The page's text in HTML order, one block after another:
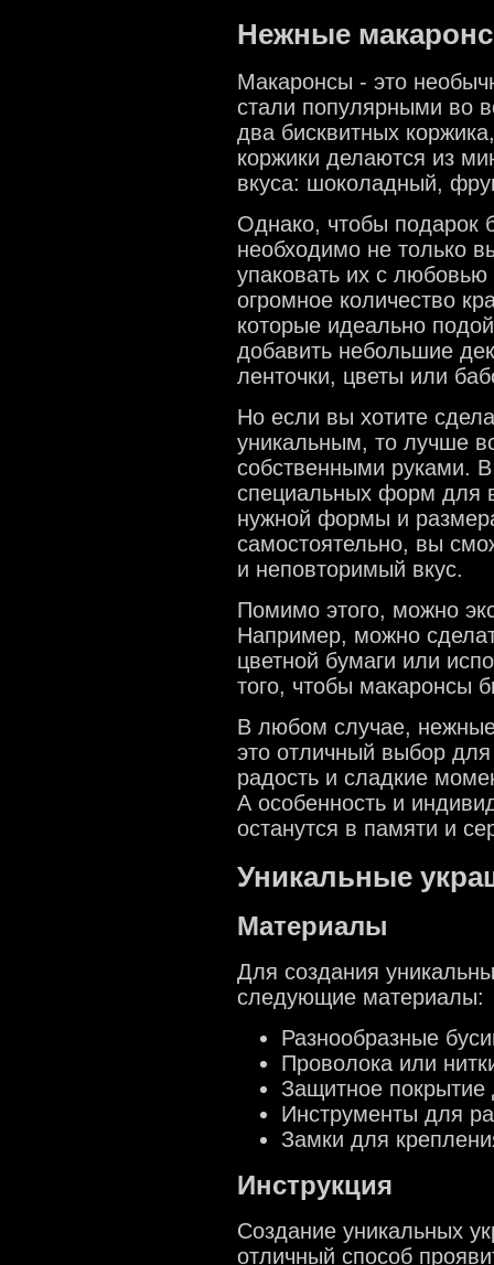
Нежные
Макаронсы - это
стали популярными во
два бисквитных
коржики делаются из
вкуса: шоколадный,
Однако, чтобы подарок
необходимо не только
упаковать их с
огромное количество
которые идеально
добавить небольшие
ленточки, цветы или
Но если вы хотите
уникальным, то лучше
собственными руками.
специальных форм для
нужной формы и
самостоятельно, вы
и неповторимый вкус.
Помимо этого, можно
Например, можно
цветной бумаги или
того, чтобы макаронсы
В любом случае,
это отличный выбор
радость и сладкие
А особенность и
останутся в памяти и
Уникальные
Материалы
Для создания
следующие материалы:
Разнообразные
Проволока или
Защитное покрытие
Инструменты для
Замки для
Инструкция
Создание уникальных
отличный способ